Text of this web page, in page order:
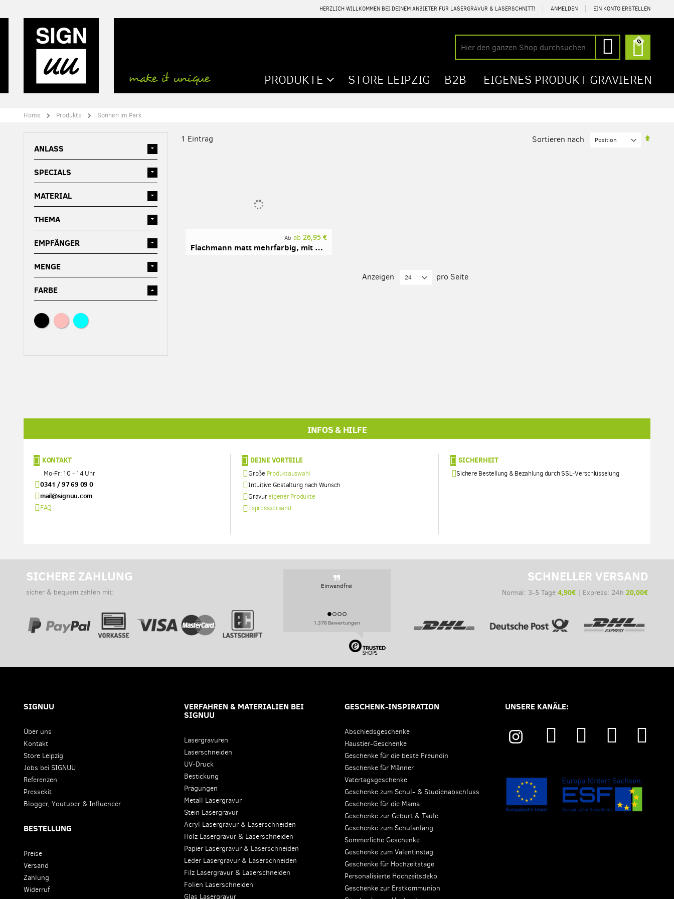
zum
Inhalt
HERZLICH WILLKOMMEN BEI DEINEM ANBIETER FÜR LASERGRAVUR & LASERSCHNITT! ANMELDEN EIN KONTO ERSTELLEN
0
Suche
PRODUKTE STORE LEIPZIG B2B EIGENES PRODUKT GRAVIEREN
Home Produkte Sonnen im Park
1 Eintrag Sortieren nach
In
Ab ab 26,95 €
Flachmann matt mehrfarbig, mit Gravur
Anzeigen pro Seite
ANLASS
SPECIALS
MATERIAL
THEMA
EMPFÄNGER
MENGE
FARBE
INFOS & HILFE
KONTAKT
Mo-Fr: 10 - 14 Uhr
0341 / 97 69 09 0
mail@signuu.com
FAQ
DEINE VORTEILE
Große Produktauswahl
Intuitive Gestaltung nach Wunsch
Gravureigener Produkte
Expressversand
SICHERHEIT
Sichere Bestellung & Bezahlung durch SSL-Verschlüsselung
SICHERE ZAHLUNG
sicher & bequem zahlen mit:
Einwandfrei
1,378 Bewertungen
SCHNELLER VERSAND
Normal: 3-5 Tage 4,90€| Express: 24h 20,00€
SIGNUU
Über uns
Kontakt
Store Leipzig
Jobs bei SIGNUU
Referenzen
Pressekit
Blogger, Youtuber & Influencer
BESTELLUNG
Preise
Versand
Zahlung
Widerruf
VERFAHREN & MATERIALIEN BEI
SIGNUU
Lasergravuren
Laserschneiden
UV-Druck
Bestickung
Prägungen
Metall Lasergravur
Stein Lasergravur
Acryl Lasergravur & Laserschneiden
Holz Lasergravur & Laserschneiden
Papier Lasergravur & Laserschneiden
Leder Lasergravur & Laserschneiden
Filz Lasergravur & Laserschneiden
Folien Laserschneiden
Glas Lasergravur
GESCHENK-INSPIRATION
Abschiedsgeschenke
Haustier-Geschenke
Geschenke für die beste Freundin
Geschenke für Männer
Vatertagsgeschenke
Geschenke zum Schul- & Studienabschluss
Geschenke für die Mama
Geschenke zur Geburt & Taufe
Geschenke zum Schulanfang
Sommerliche Geschenke
Geschenke zum Valentinstag
Geschenke für Hochzeitstage
Personalisierte Hochzeitsdeko
Geschenke zur Erstkommunion
UNSERE KANÄLE: